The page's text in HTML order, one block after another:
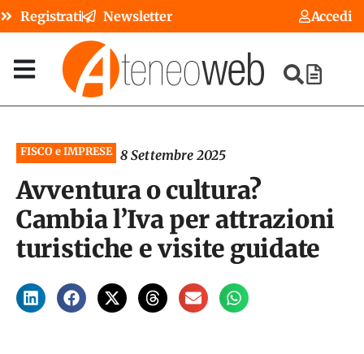
Registrati Newsletter Accedi
FISCO e IMPRESE 8 Settembre 2025
Avventura o cultura?
Cambia l’Iva per attrazioni
turistiche e visite guidate